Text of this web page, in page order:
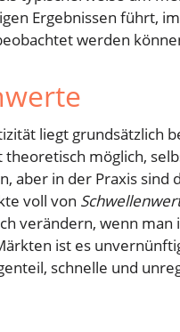
Ergebnissen führt,
werden
liegt grundsätzlich
möglich,
aber in der Praxis sind
voll von
verändern, wenn
ist es
schnelle und